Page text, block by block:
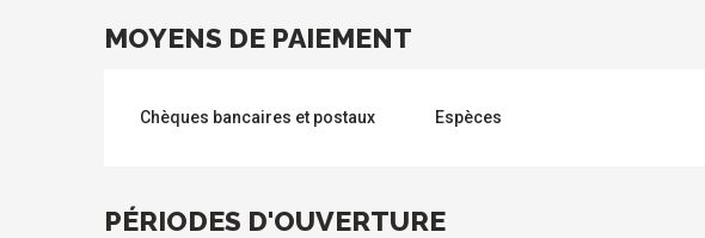
MOYENS DE PAIEMENT
Chèques bancaires et postaux Espèces
PÉRIODES D'OUVERTURE